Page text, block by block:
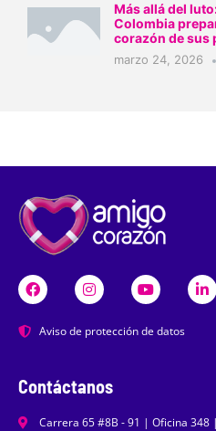
Más allá del
Colombia
corazón de sus
marzo 24, 2026
Aviso de protección de datos
Contáctanos
Carrera 65 #8B - 91 | Oficina 348